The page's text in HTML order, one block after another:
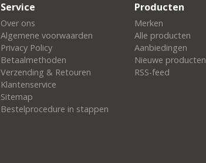
Service
Over ons
Algemene voorwaarden
Privacy Policy
Betaalmethoden
Verzending & Retouren
Klantenservice
Sitemap
Bestelprocedure in stappen
Producten
Merken
Alle producten
Aanbiedingen
Nieuwe producten
RSS-feed